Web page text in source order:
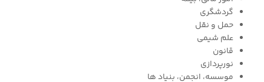
گردشگری
حمل و نقل
علم شیمی
قانون
نورپردازی
موسسه، انجمن، بنیاد ها